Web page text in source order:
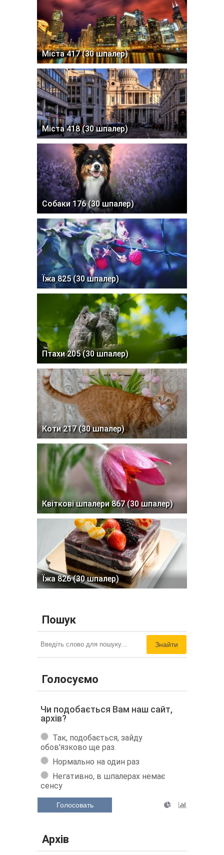
Міста 417 (30 шпалер)
Міста 418 (30 шпалер)
Собаки 176 (30 шпалер)
Їжа 825 (30 шпалер)
Птахи 205 (30 шпалер)
Коти 217 (30 шпалер)
Квіткові шпалери 867 (30 шпалер)
Їжа 826 (30 шпалер)
Пошук
Знайти
Голосуємо
Чи подобається Вам наш сайт,
архів?
Так, подобається, зайду
обов'язково ще раз.
Нормально на один раз
Негативно, в шпалерах немає
сенсу
Голосовать
Архів